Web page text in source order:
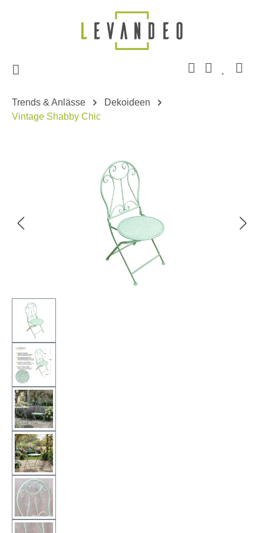
Zum Hauptinhalt springen
Trends & Anlässe
Dekoideen
Vintage Shabby Chic
Bildergalerie überspringen